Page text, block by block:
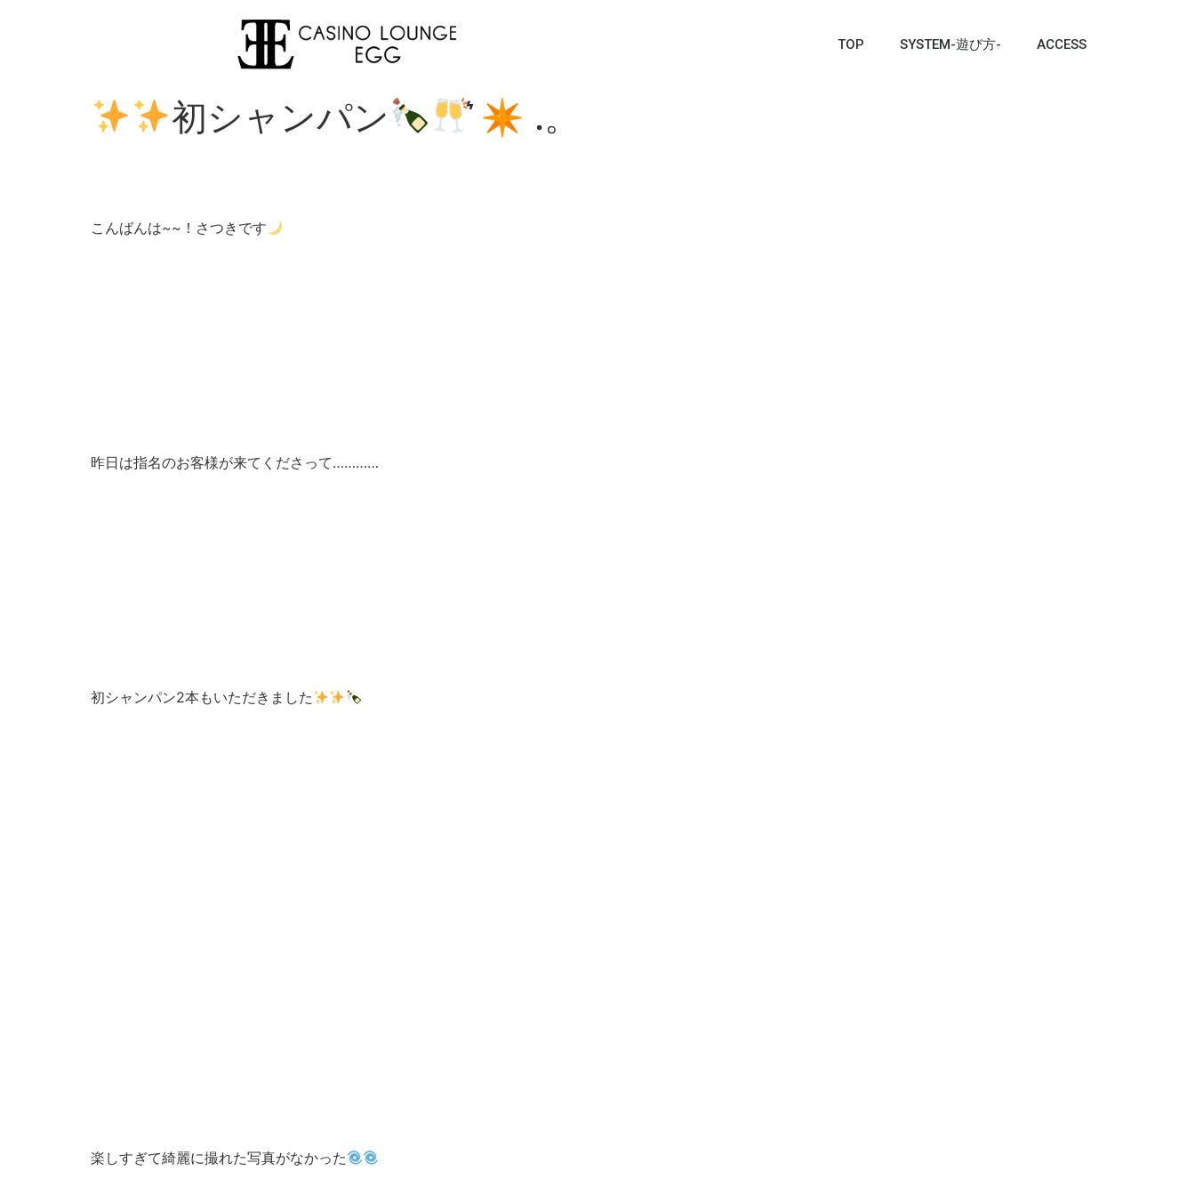
TOP SYSTEM-遊び方- ACCESS
初シャンパン ͛✴︎ .。
こんばんは~~！さつきです
昨日は指名のお客様が来てくださって…………
初シャンパン2本もいただきました
楽しすぎて綺麗に撮れた写真がなかった